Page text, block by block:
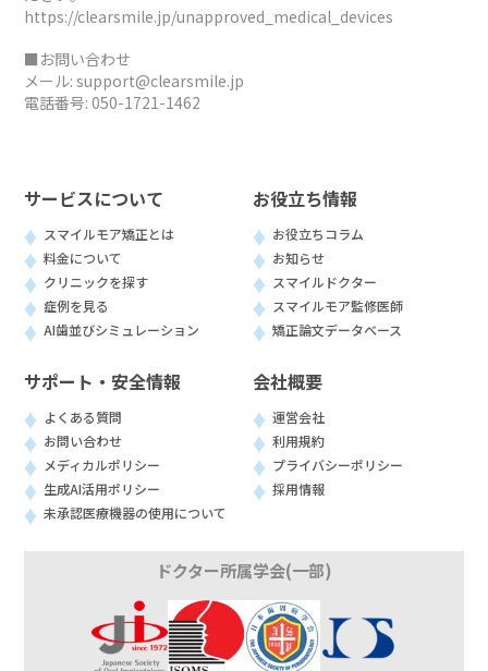
https://clearsmile.jp/unapproved_medical_devices
■お問い合わせ
メール: support@clearsmile.jp
電話番号: 050-1721-1462
サービスについて
スマイルモア矯正とは
料金について
クリニックを探す
症例を見る
AI歯並びシミュレーション
お役立ち情報
お役立ちコラム
お知らせ
スマイルドクター
スマイルモア監修医師
矯正論文データベース
サポート・安全情報
よくある質問
お問い合わせ
メディカルポリシー
生成AI活用ポリシー
未承認医療機器の使用について
会社概要
運営会社
利用規約
プライバシーポリシー
採用情報
ドクター所属学会(一部)